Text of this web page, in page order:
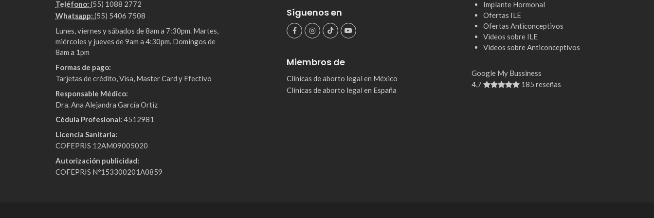
Teléfono: (55) 1088 2772
Whatsapp: (55) 5406 7508
Lunes, viernes y sábados de 8am a 7:30pm. Martes,
miércoles y jueves de 9am a 4:30pm. Domingos de
8am a 1pm
Formas de pago:
Tarjetas de crédito, Visa, Master Card y Efectivo
Responsable Médico:
Dra. Ana Alejandra García Ortiz
Cédula Profesional: 4512981
Licencia Sanitaria:
COFEPRIS 12AM09005020
Autorización publicidad:
COFEPRIS Nº153300201A0859
Síguenos en
Miembros de
Clínicas de aborto legal en México
Clínicas de aborto legal en España
Implante Hormonal
Ofertas ILE
Ofertas Anticonceptivos
Videos sobre ILE
Videos sobre Anticonceptivos
Google My Bussiness
4,7
185 reseñas